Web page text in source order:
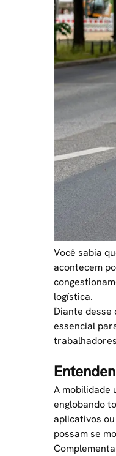
Você sabia
acontecem
logística.
Diante desse
essencial
A mobilidade
englobando
aplicativos
possam se